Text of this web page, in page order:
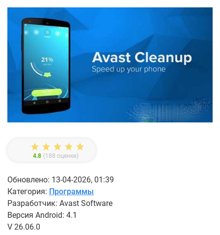
4.8 (188 оценки)
Обновлено: 13-04-2026, 01:39
Категория: Программы
Разработчик: Avast Software
Версия Android: 4.1
V 26.06.0